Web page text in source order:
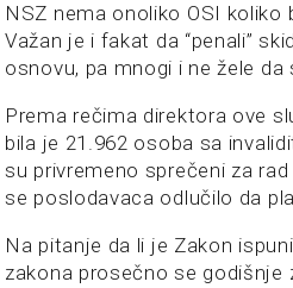
NSZ nema onoliko OSI
Važan je i fakat da “penali”
osnovu, pa mnogi i ne žele da
Prema rečima direktora ove
bila je 21.962 osoba sa
su privremeno sprečeni za
se poslodavaca odlučilo da
Na pitanje da li je Zakon
zakona prosečno se godišnje